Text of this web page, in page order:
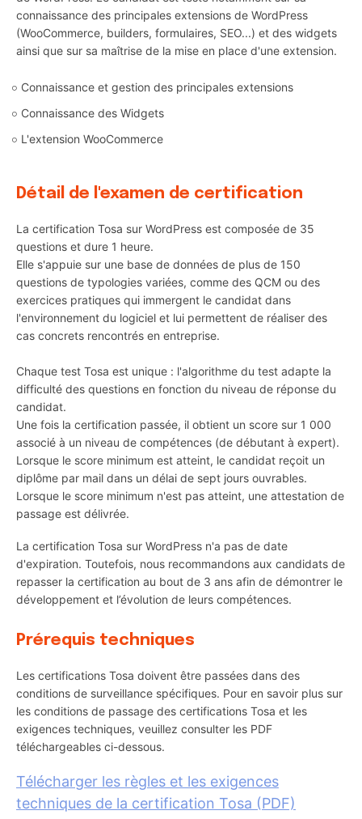
connaissance des principales extensions de WordPress
(WooCommerce, builders, formulaires, SEO...) et des widgets
ainsi que sur sa maîtrise de la mise en place d'une extension.
Connaissance et gestion des principales extensions
Connaissance des Widgets
L'extension WooCommerce
Détail de l'examen de certification
La certification Tosa sur WordPress est composée de 35
questions et dure 1 heure.
Elle s'appuie sur une base de données de plus de 150
questions de typologies variées, comme des QCM ou des
exercices pratiques qui immergent le candidat dans
l'environnement du logiciel et lui permettent de réaliser des
cas concrets rencontrés en entreprise.
Chaque test Tosa est unique : l'algorithme du test adapte la
difficulté des questions en fonction du niveau de réponse du
candidat.
Une fois la certification passée, il obtient un score sur 1 000
associé à un niveau de compétences (de débutant à expert).
Lorsque le score minimum est atteint, le candidat reçoit un
diplôme par mail dans un délai de sept jours ouvrables.
Lorsque le score minimum n'est pas atteint, une attestation de
passage est délivrée.
La certification Tosa sur WordPress n'a pas de date
d'expiration. Toutefois, nous recommandons aux candidats de
repasser la certification au bout de 3 ans afin de démontrer le
développement et l’évolution de leurs compétences.
Prérequis techniques
Les certifications Tosa doivent être passées dans des
conditions de surveillance spécifiques. Pour en savoir plus sur
les conditions de passage des certifications Tosa et les
exigences techniques, veuillez consulter les PDF
téléchargeables ci-dessous.
Télécharger les règles et les exigences
techniques de la certification Tosa (PDF)